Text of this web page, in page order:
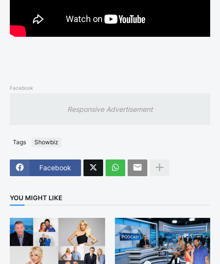
Facebook
Responsive Advertisement
Tags Showbiz
Facebook
YOU MIGHT LIKE